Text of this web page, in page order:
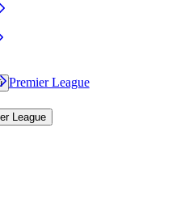
Premier League
League